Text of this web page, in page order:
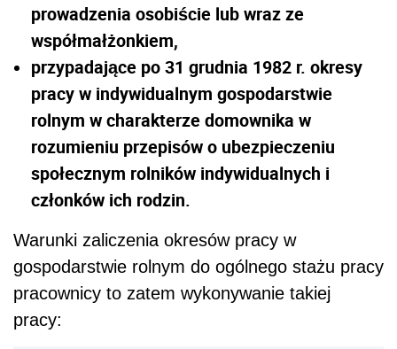
prowadzenia osobiście lub wraz ze
współmałżonkiem,
przypadające po 31 grudnia 1982 r. okresy
pracy w indywidualnym gospodarstwie
rolnym w charakterze domownika w
rozumieniu przepisów o ubezpieczeniu
społecznym rolników indywidualnych i
członków ich rodzin.
Warunki zaliczenia okresów pracy w
gospodarstwie rolnym do ogólnego stażu pracy
pracownicy to zatem wykonywanie takiej
pracy: